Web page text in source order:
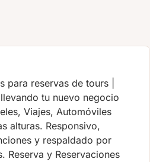
para reservas de tours |
llevando tu nuevo negocio
Viajes, Automóviles
alturas. Responsivo,
y respaldado por
Reserva y Reservaciones